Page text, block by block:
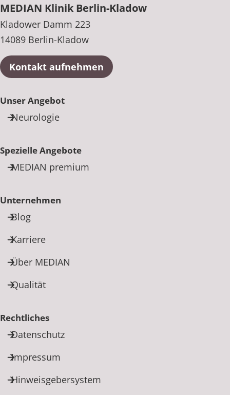
MEDIAN Klinik Berlin-Kladow
Kladower Damm 223
14089 Berlin-Kladow
Kontakt aufnehmen
Unser Angebot
Neurologie
Spezielle Angebote
MEDIAN premium
Unternehmen
Blog
Karriere
Über MEDIAN
Qualität
Rechtliches
Datenschutz
Impressum
Hinweisgebersystem